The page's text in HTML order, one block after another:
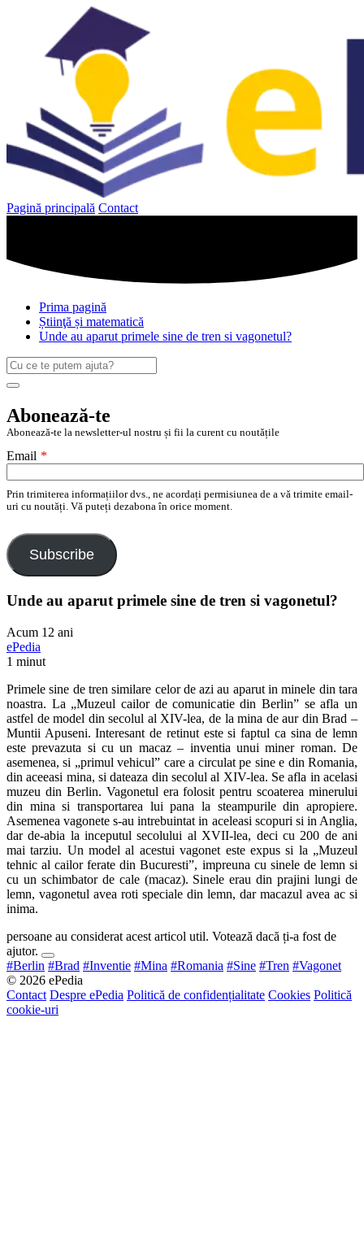
Pagină principală Contact
Prima pagină
Știinţă și matematică
Unde au aparut primele sine de tren si vagonetul?
Caută
după:
Search
Abonează-te
Abonează-te la newsletter-ul nostru și fii la curent cu noutățile
Email *
Prin trimiterea informațiilor dvs., ne acordați permisiunea de a vă trimite email-
uri cu noutăți. Vă puteți dezabona în orice moment.
Subscribe
Unde au aparut primele sine de tren si vagonetul?
Acum 12 ani
ePedia
1 minut
Primele sine de tren similare celor de azi au aparut in minele din tara
noastra. La „Muzeul cailor de comunicatie din Berlin” se afla un
astfel de model din secolul al XIV-lea, de la mina de aur din Brad –
Muntii Apuseni. Interesant de retinut este si faptul ca sina de lemn
este prevazuta si cu un macaz – inventia unui miner roman. De
asemenea, si „primul vehicul” care a circulat pe sine e din Romania,
din aceeasi mina, si dateaza din secolul al XIV-lea. Se afla in acelasi
muzeu din Berlin. Vagonetul era folosit pentru scoaterea minerului
din mina si transportarea lui pana la steampurile din apropiere.
Asemenea vagonete s-au intrebuintat in aceleasi scopuri si in Anglia,
dar de-abia la inceputul secolului al XVII-lea, deci cu 200 de ani
mai tarziu. Un model al acestui vagonet este expus si la „Muzeul
tehnic al cailor ferate din Bucuresti”, impreuna cu sinele de lemn si
cu un schimbator de cale (macaz). Sinele erau din prajini lungi de
lemn, vagonetul avea roti speciale din lemn, dar macazul avea ac si
inima.
persoane au considerat acest articol util. Votează dacă ți-a fost de
ajutor.
#Berlin #Brad #Inventie #Mina #Romania #Sine #Tren #Vagonet
© 2026 ePedia
Contact Despre ePedia Politică de confidențialitate Cookies Politică
cookie-uri